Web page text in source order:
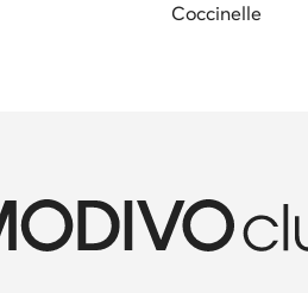
Coccinelle